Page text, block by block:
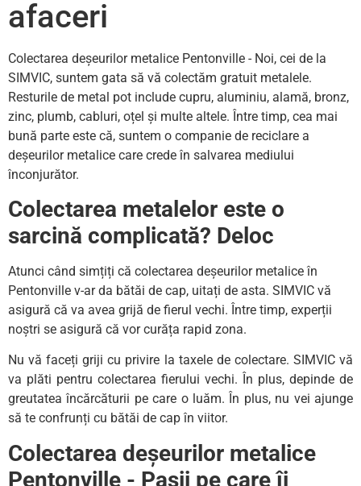
afaceri
Colectarea deșeurilor metalice Pentonville - Noi, cei de la
SIMVIC, suntem gata să vă colectăm gratuit metalele.
Resturile de metal pot include cupru, aluminiu, alamă, bronz,
zinc, plumb, cabluri, oțel și multe altele. Între timp, cea mai
bună parte este că, suntem o companie de reciclare a
deșeurilor metalice care crede în salvarea mediului
înconjurător.
Colectarea metalelor este o
sarcină complicată? Deloc
Atunci când simțiți că colectarea deșeurilor metalice în
Pentonville v-ar da bătăi de cap, uitați de asta. SIMVIC vă
asigură că va avea grijă de fierul vechi. Între timp, experții
noștri se asigură că vor curăța rapid zona.
Nu vă faceți griji cu privire la taxele de colectare. SIMVIC vă
va plăti pentru colectarea fierului vechi. În plus, depinde de
greutatea încărcăturii pe care o luăm. În plus, nu vei ajunge
să te confrunți cu bătăi de cap în viitor.
Colectarea deșeurilor metalice
Pentonville - Pașii pe care îi